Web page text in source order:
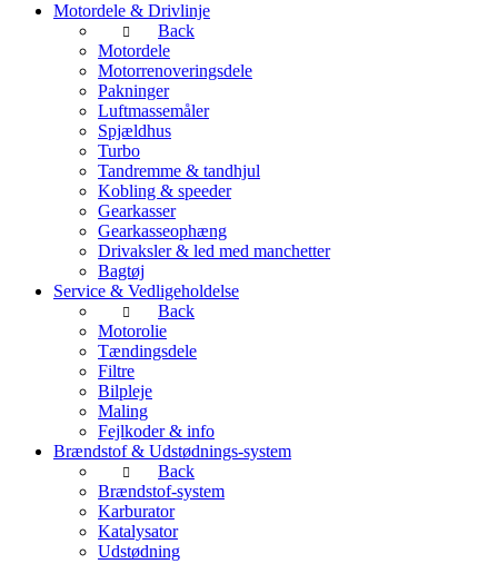
Motordele & Drivlinje
Back
Motordele
Motorrenoveringsdele
Pakninger
Luftmassemåler
Spjældhus
Turbo
Tandremme & tandhjul
Kobling & speeder
Gearkasser
Gearkasseophæng
Drivaksler & led med manchetter
Bagtøj
Service & Vedligeholdelse
Back
Motorolie
Tændingsdele
Filtre
Bilpleje
Maling
Fejlkoder & info
Brændstof & Udstødnings-system
Back
Brændstof-system
Karburator
Katalysator
Udstødning